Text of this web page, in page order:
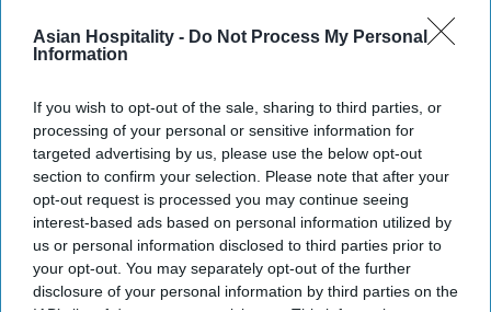
Asian Hospitality - Do Not Process My Personal
Information
If you wish to opt-out of the sale, sharing to third parties, or
processing of your personal or sensitive information for
targeted advertising by us, please use the below opt-out
section to confirm your selection. Please note that after your
opt-out request is processed you may continue seeing
interest-based ads based on personal information utilized by
us or personal information disclosed to third parties prior to
your opt-out. You may separately opt-out of the further
disclosure of your personal information by third parties on the
Newsletter
Subscribe to our weekly newsletter here
By subscribing, you agree to our Terms & Conditions.
View Terms & Conditions